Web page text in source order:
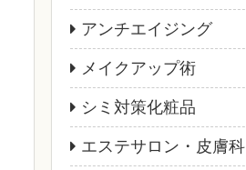
アンチエイジング
メイクアップ術
シミ対策化粧品
エステサロン・皮膚科